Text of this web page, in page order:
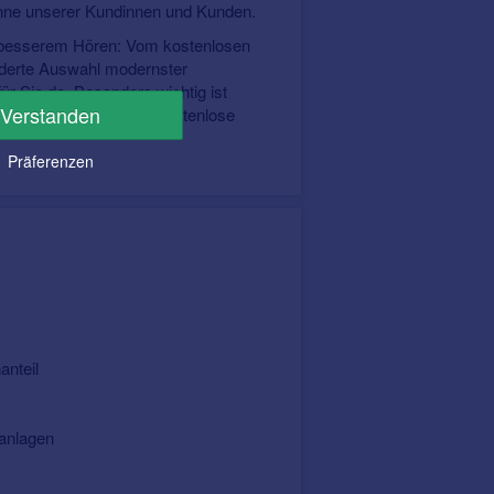
unserer Kundinnen und Kunden.
Hören: Vom kostenlosen
Auswahl modernster
Sie da. Besonders wichtig ist
wir Ihnen eine kostenlose
dem-Ohr-Lösungen – wir
die passende Technik.
Verlust oder Schäden –
Verstanden
Präferenzen